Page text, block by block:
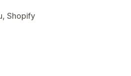
Shopify